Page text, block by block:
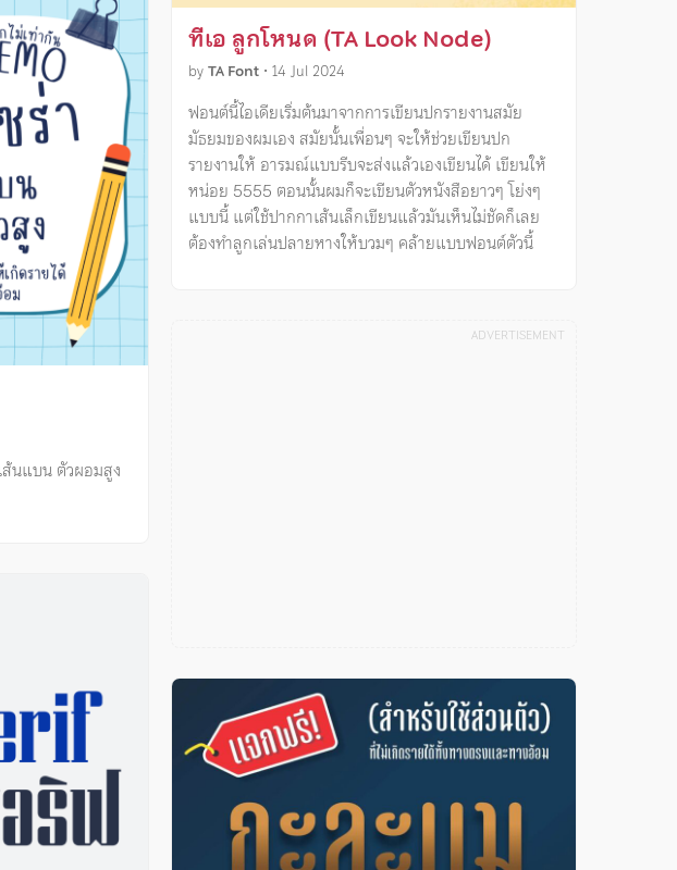
นแบน ตัวผอมสูง
ทีเอ ลูกโหนด (TA Look Node)
byTA Font• 14 Jul 2024
ฟอนต์นี้ไอเดียเริ่มต้นมาจากการเขียนปกรายงานสมัย
มัธยมของผมเอง สมัยนั้นเพื่อนๆ จะให้ช่วยเขียนปก
รายงานให้ อารมณ์แบบรีบจะส่งแล้วเองเขียนได้ เขียนให้
หน่อย 5555 ตอนนั้นผมก็จะเขียนตัวหนังสือยาวๆ โย่งๆ
แบบนี้ แต่ใช้ปากกาเส้นเล็กเขียนแล้วมันเห็นไม่ชัดก็เลย
ต้องทำลูกเล่นปลายหางให้บวมๆ คล้ายแบบฟอนต์ตัวนี้